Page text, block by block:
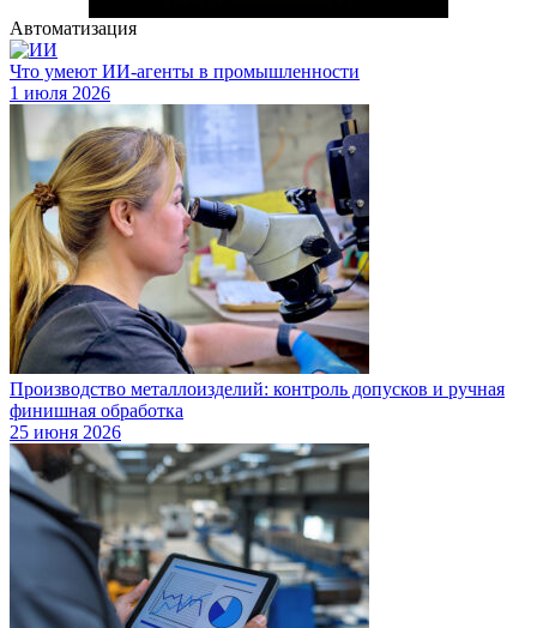
Автоматизация
Что умеют ИИ-агенты в промышленности
1 июля 2026
Производство металлоизделий: контроль допусков и ручная
финишная обработка
25 июня 2026